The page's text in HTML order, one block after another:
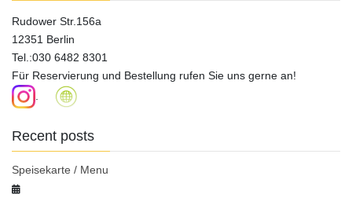
Rudower Str.156a
12351 Berlin
Tel.:030 6482 8301
Für Reservierung und Bestellung rufen Sie uns gerne an!
Recent posts
Speisekarte / Menu